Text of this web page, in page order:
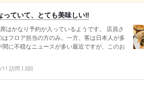
っていて、とても美味しい‼️
はかなり予約が入っているようです。 店員さ
フロア担当の方のみ。一方、客は日本人が多
に不穏なニュースが多い最近ですが、このお
11 訪問 2回